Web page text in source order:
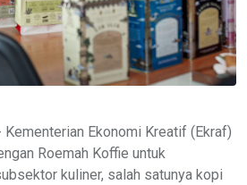
Kementerian Ekonomi Kreatif (Ekraf)
Roemah Koffie untuk
kuliner, salah satunya kopi